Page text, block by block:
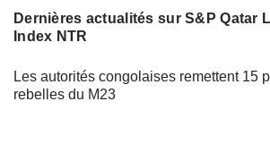
Dernières actualités sur S&P Qatar
Index NTR
Les autorités congolaises remettent 15
rebelles du M23